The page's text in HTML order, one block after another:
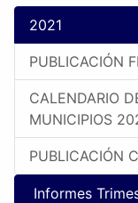
2021
PUBLICACIÓN
CALENDARIO
MUNICIPIOS
PUBLICACIÓN
Informes